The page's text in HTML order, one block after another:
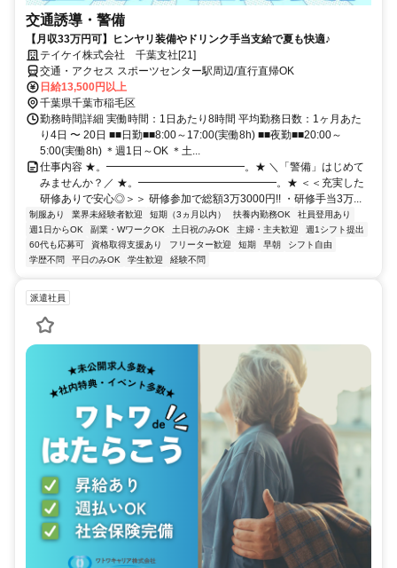
交通誘導・警備
【月収33万円可】ヒンヤリ装備やドリンク手当支給で夏も快適♪
テイケイ株式会社 千葉支社[21]
交通・アクセス スポーツセンター駅周辺/直行直帰OK
日給13,500円以上
千葉県千葉市稲毛区
勤務時間詳細 実働時間：1日あたり8時間 平均勤務日数：1ヶ月あた
り4日 〜 20日 ■■日勤■■8:00～17:00(実働8h) ■■夜勤■■20:00～
5:00(実働8h) ＊週1日～OK ＊土...
仕事内容 ★。━━━━━━━━━━━━━。★ ＼「警備」はじめて
みませんか？／ ★。━━━━━━━━━━━━━。★ ＜＜充実した
研修ありで安心◎＞＞ 研修参加で総額3万3000円!! ・研修手当3万...
制服あり 業界未経験者歓迎 短期（3ヵ月以内） 扶養内勤務OK
社員登用あり
週1日からOK
副業・WワークOK 土日祝のみOK 主婦・主夫歓迎
週1シフト提出
60代も応募可
資格取得支援あり フリーター歓迎 短期 早朝
シフト自由
学歴不問
平日のみOK 学生歓迎 経験不問
派遣社員